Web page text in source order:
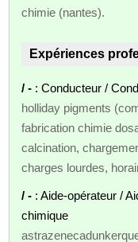
chimie (nantes).
Expériences
/ - : Conducteur /
holliday pigments
fabrication chimie
calcination,
charges lourdes,
/ - : Aide-opérateur /
chimique